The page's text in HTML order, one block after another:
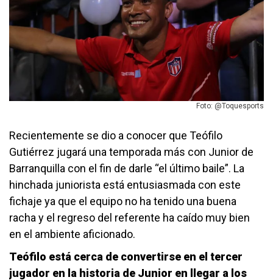
Foto: @Toquesports
Recientemente se dio a conocer que Teófilo
Gutiérrez jugará una temporada más con Junior de
Barranquilla con el fin de darle “el último baile”. La
hinchada juniorista está entusiasmada con este
fichaje ya que el equipo no ha tenido una buena
racha y el regreso del referente ha caído muy bien
en el ambiente aficionado.
Teófilo está cerca de convertirse en el tercer
jugador en la historia de Junior en llegar a los